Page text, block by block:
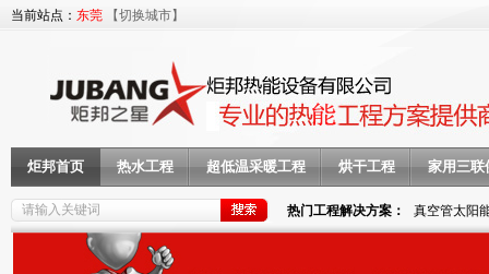
当前站点： 东莞 【切换城市】
炬邦首页 热水工程 超低温采暖工程 烘干工程 家用三联
热门工程解决方案： 真空管太阳